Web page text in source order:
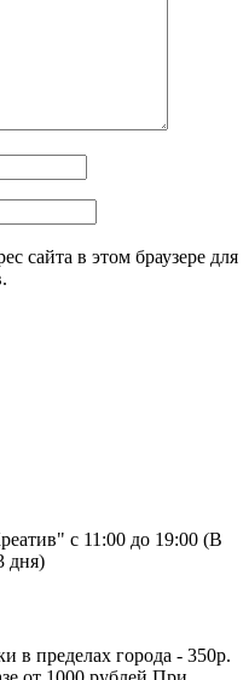
сайта в этом браузере для
с 11:00 до 19:00 (В
дня)
в пределах города - 350р.